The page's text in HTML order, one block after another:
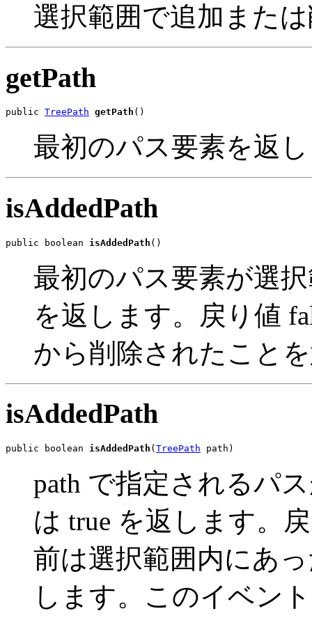
選択範囲で追加また
getPath
public TreePath getPath ()
最初のパス要素を返
isAddedPath
public boolean isAddedPath ()
最初のパス要素が選
を返します。戻り値
から削除されたこと
isAddedPath
public boolean isAddedPath ( TreePath path)
path で指定されるパ
は true を返します。
前は選択範囲内にあ
します。このイベン